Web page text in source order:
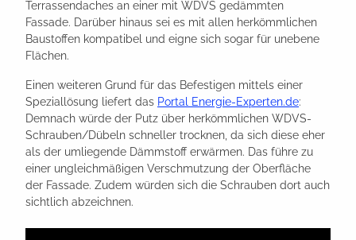
Terrassendaches an einer mit WDVS gedämmten
Fassade. Darüber hinaus sei es mit allen herkömmlichen
Baustoffen kompatibel und eigne sich sogar für unebene
Flächen.
Einen weiteren Grund für das Befestigen mittels einer
Speziallösung liefert das Portal Energie-Experten.de:
Demnach würde der Putz über herkömmlichen WDVS-
Schrauben/Dübeln schneller trocknen, da sich diese eher
als der umliegende Dämmstoff erwärmen. Das führe zu
einer ungleichmäßigen Verschmutzung der Oberfläche
der Fassade. Zudem würden sich die Schrauben dort auch
sichtlich abzeichnen.